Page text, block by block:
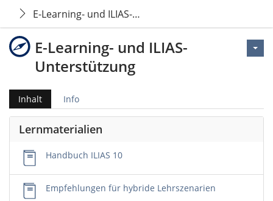
E-Learning- und ILIAS-Unterstützung
E-Learning- und ILIAS-
Unterstützung
Inhalt Info
Lernmaterialien
Handbuch ILIAS 10
Empfehlungen für hybride Lehrszenarien